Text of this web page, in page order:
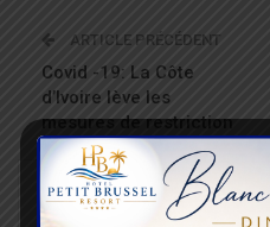
ARTICLE PRÉCÉDENT
Covid -19: La Côte
d’Ivoire lève les
mesures de restriction
VOUS POURRIEZ AUSSI AIMER